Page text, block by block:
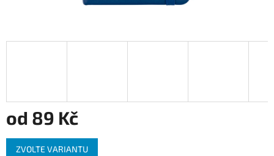
od 89 Kč
Měrná
cena:
ZVOLTE VARIANTU